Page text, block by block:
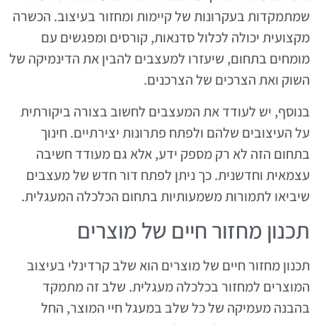
שמתמקדות בעקרונות של קיימות ומחזור בעיצוב. הכשרה
מקצועית יכולה לכלול סדנאות, קורסים ומפגשים עם
מומחים בתחום, שיעזרו למעצבים להבין את הדינמיקה של
השוק ואת הצרכים של הצרכנים.
בנוסף, יש לעודד את המעצבים לחשוב בצורה ביקורתית
על העיצובים שלהם ולפתח פתרונות יצירתיים. חינוך
בתחום הזה לא רק מספק ידע, אלא גם מעודד חשיבה
עצמאית וחדשנית. כך ניתן לפתח דור חדש של מעצבים
שיביאו לתמורות משמעותיות בתחום הכלכלה המעגלית.
תכנון מחזור חיים של מוצרים
תכנון מחזור חיים של מוצרים הוא שלב קרדינלי בעיצוב
המוצרים למחזור בכלכלה מעגלית. שלב זה מתמקד
בהבנה מעמיקה של כל שלב במעגל חיי המוצר, החל